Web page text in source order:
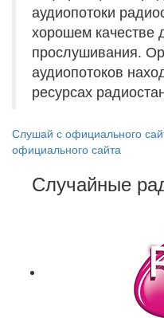
аудиопотоки
хорошем качестве
прослушивания.
аудиопотоков
ресурсах
Слушай с официального
официального сайта
Случайные